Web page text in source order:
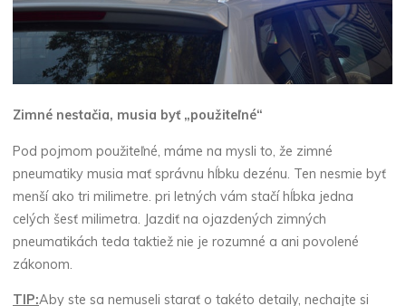
Zimné nestačia, musia byť „použiteľné“
Pod pojmom použiteľné, máme na mysli to, že zimné
pneumatiky musia mať správnu hĺbku dezénu. Ten nesmie byť
menší ako tri milimetre. pri letných vám stačí hĺbka jedna
celých šesť milimetra. Jazdiť na ojazdených zimných
pneumatikách teda taktiež nie je rozumné a ani povolené
zákonom.
TIP:Aby ste sa nemuseli starať o takéto detaily, nechajte si